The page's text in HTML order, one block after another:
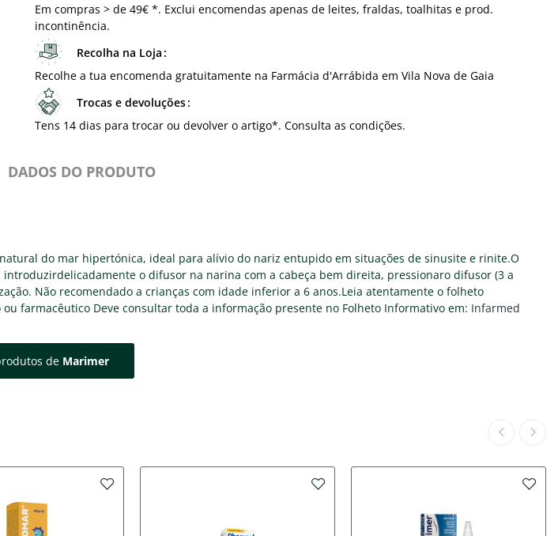
Em compras > de 49€ *. Exclui encomendas apenas de leites, fraldas, toalhitas e prod.
incontinência.
Recolha na Loja
Recolhe a tua encomenda gratuitamente na Farmácia d'Arrábida em Vila Nova de Gaia
Trocas e devoluções
Tens 14 dias para trocar ou devolver o artigo*. Consulta as condições.
DADOS DO PRODUTO
do mar hipertónica, ideal para alívio do nariz entupido em situações de sinusite e rinite.O
o difusor na narina com a cabeça bem direita, pressionaro difusor (3 a
Não recomendado a crianças com idade inferior a 6 anos.Leia atentamente o folheto
farmacêutico Deve consultar toda a informação presente no Folheto Informativo em: Infarmed
de Marimer